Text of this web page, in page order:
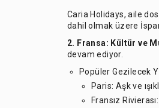
Caria Holidays, aile
dahil olmak üzere
2. Fransa: Kültür ve
devam ediyor.
Popüler Gezilecek
Paris: Aşk ve
Fransız